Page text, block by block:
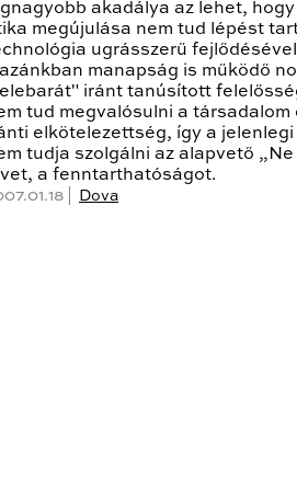
akadálya az lehet, hogy
megújulása nem tud lépést
ugrásszerű
manapság is működő
iránt tanúsított
tud megvalósulni a társadalom
elkötelezettség, így a jelenlegi
tudja szolgálni az alapvető „Ne
a fenntarthatóságot.
| Dova